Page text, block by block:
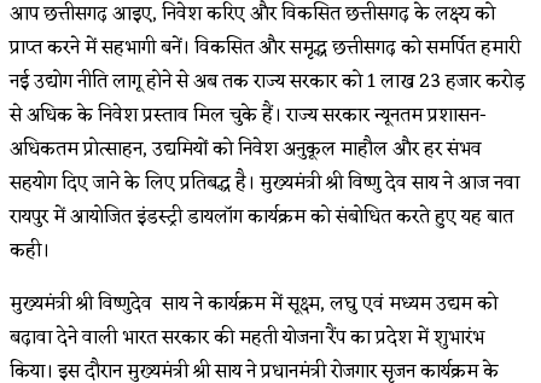
आप छत्तीसगढ़ आइए, निवेश करिए और विकसित छत्तीसगढ़ के लक्ष्य को
प्राप्त करने में सहभागी बनें। विकसित और समृद्ध छत्तीसगढ़ को समर्पित हमारी
नई उद्योग नीति लागू होने से अब तक राज्य सरकार को 1 लाख 23 हजार करोड़
से अधिक के निवेश प्रस्ताव मिल चुके हैं। राज्य सरकार न्यूनतम प्रशासन-
अधिकतम प्रोत्साहन, उद्यमियों को निवेश अनुकूल माहौल और हर संभव
सहयोग दिए जाने के लिए प्रतिबद्ध है। मुख्यमंत्री श्री विष्णु देव साय ने आज नवा
रायपुर में आयोजित इंडस्ट्री डायलॉग कार्यक्रम को संबोधित करते हुए यह बात
कही।
मुख्यमंत्री श्री विष्णुदेव साय ने कार्यक्रम में सूक्ष्म, लघु एवं मध्यम उद्यम को
बढ़ावा देने वाली भारत सरकार की महती योजना रैंप का प्रदेश में शुभारंभ
किया। इस दौरान मुख्यमंत्री श्री साय ने प्रधानमंत्री रोजगार सृजन कार्यक्रम के